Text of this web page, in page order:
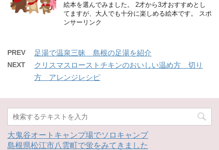
絵本を選んでみました。 2才から3才おすすめとし
てますが、大人でも十分に楽しめる絵本です。 スポ
ンサーリンク
PREV 足湯で温泉三昧 島根の足湯を紹介
NEXT
クリスマスローストチキンのおいしい温め方 切り
方 アレンジレシピ
大鬼谷オートキャンプ場でソロキャンプ
島根県松江市八雲町で蛍をみてきました